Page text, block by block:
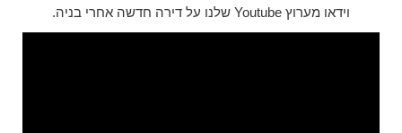
וידאו מערוץ Youtube שלנו על דירה חדשה אחרי בניה.